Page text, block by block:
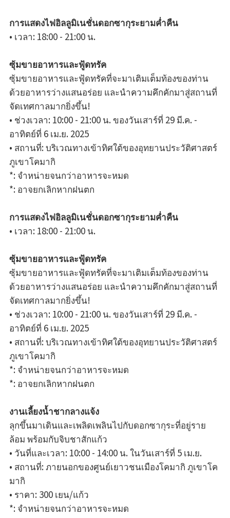
การแสดงไฟอิลลูมิเนชั่นดอกซากุระยามค่ำคืน
• เวลา: 18:00 - 21:00 น.
ซุ้มขายอาหารและฟู้ดทรัค
ซุ้มขายอาหารและฟู้ดทรัคที่จะมาเติมเต็มท้องของท่าน
ด้วยอาหารว่างแสนอร่อย และนำความคึกคักมาสู่สถานที่
จัดเทศกาลมากยิ่งขึ้น!
• ช่วงเวลา: 10:00 - 21:00 น. ของวันเสาร์ที่ 29 มี.ค. -
อาทิตย์ที่ 6 เม.ย. 2025
• สถานที่: บริเวณทางเข้าทิศใต้ของอุทยานประวัติศาสตร์
ภูเขาโคมากิ
*: จำหน่ายจนกว่าอาหารจะหมด
*: อาจยกเลิกหากฝนตก
การแสดงไฟอิลลูมิเนชั่นดอกซากุระยามค่ำคืน
• เวลา: 18:00 - 21:00 น.
ซุ้มขายอาหารและฟู้ดทรัค
ซุ้มขายอาหารและฟู้ดทรัคที่จะมาเติมเต็มท้องของท่าน
ด้วยอาหารว่างแสนอร่อย และนำความคึกคักมาสู่สถานที่
จัดเทศกาลมากยิ่งขึ้น!
• ช่วงเวลา: 10:00 - 21:00 น. ของวันเสาร์ที่ 29 มี.ค. -
อาทิตย์ที่ 6 เม.ย. 2025
• สถานที่: บริเวณทางเข้าทิศใต้ของอุทยานประวัติศาสตร์
ภูเขาโคมากิ
*: จำหน่ายจนกว่าอาหารจะหมด
*: อาจยกเลิกหากฝนตก
งานเลี้ยงน้ำชากลางแจ้ง
ลุกขึ้นมาเดินและเพลิดเพลินไปกับดอกซากุระที่อยู่ราย
ล้อม พร้อมกับจิบชาสักแก้ว
• วันที่และเวลา: 10:00 - 14:00 น. ในวันเสาร์ที่ 5 เม.ย.
• สถานที่: ภายนอกของศูนย์เยาวชนเมืองโคมากิ ภูเขาโค
มากิ
• ราคา: 300 เยน/แก้ว
*: จำหน่ายจนกว่าอาหารจะหมด